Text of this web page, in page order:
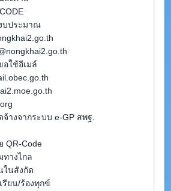
บประมาณ
ใช้อีเมล์
างจากระบบ e-GP สพฐ.
QR-Code
ทางไกล
ในสังกัด
รียน/ร้องทุกข์